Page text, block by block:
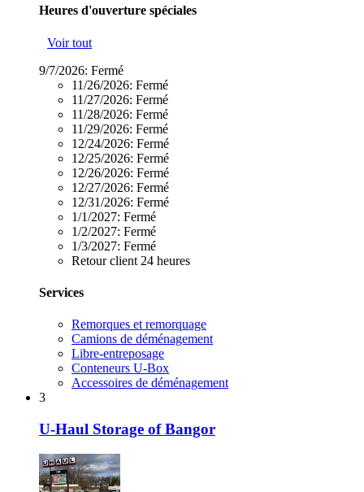
Heures d'ouverture spéciales
Voir tout
9/7/2026: Fermé
11/26/2026: Fermé
11/27/2026: Fermé
11/28/2026: Fermé
11/29/2026: Fermé
12/24/2026: Fermé
12/25/2026: Fermé
12/26/2026: Fermé
12/27/2026: Fermé
12/31/2026: Fermé
1/1/2027: Fermé
1/2/2027: Fermé
1/3/2027: Fermé
Retour client 24 heures
Services
Remorques et remorquage
Camions de déménagement
Libre-entreposage
Conteneurs U-Box
Accessoires de déménagement
3
U-Haul Storage of Bangor